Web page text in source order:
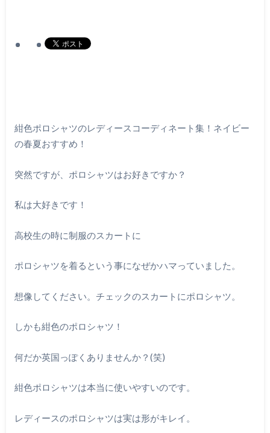
紺色ポロシャツのレディースコーディネート集！ネイビー
の春夏おすすめ！
突然ですが、ポロシャツはお好きですか？
私は大好きです！
高校生の時に制服のスカートに
ポロシャツを着るという事になぜかハマっていました。
想像してください。チェックのスカートにポロシャツ。
しかも紺色のポロシャツ！
何だか英国っぽくありませんか？(笑)
紺色ポロシャツは本当に使いやすいのです。
レディースのポロシャツは実は形がキレイ。